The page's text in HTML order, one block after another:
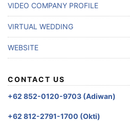
VIDEO COMPANY PROFILE
VIRTUAL WEDDING
WEBSITE
CONTACT US
+62 852-0120-9703 (Adiwan)
+62 812-2791-1700 (Okti)